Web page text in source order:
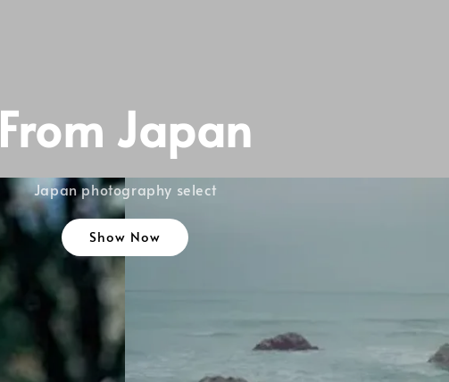
From Japan
Japan photography select
Show Now